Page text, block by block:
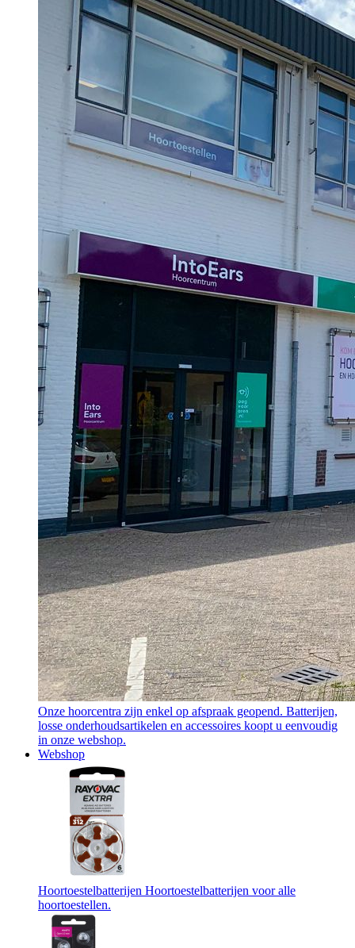
Onze hoorcentra zijn enkel op afspraak geopend. Batterijen,
losse onderhoudsartikelen en accessoires koopt u eenvoudig
in onze webshop.
Webshop
Hoortoestelbatterijen Hoortoestelbatterijen voor alle
hoortoestellen.